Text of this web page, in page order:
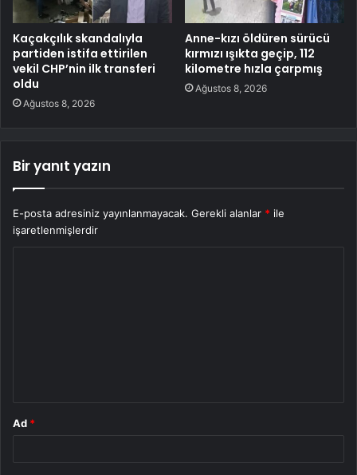
Kaçakçılık skandalıyla
partiden istifa ettirilen
vekil CHP’nin ilk transferi
oldu
Ağustos 8, 2026
Anne-kızı öldüren sürücü
kırmızı ışıkta geçip, 112
kilometre hızla çarpmış
Ağustos 8, 2026
Bir yanıt yazın
E-posta adresiniz yayınlanmayacak. Gerekli alanlar * ile
işaretlenmişlerdir
Ad *